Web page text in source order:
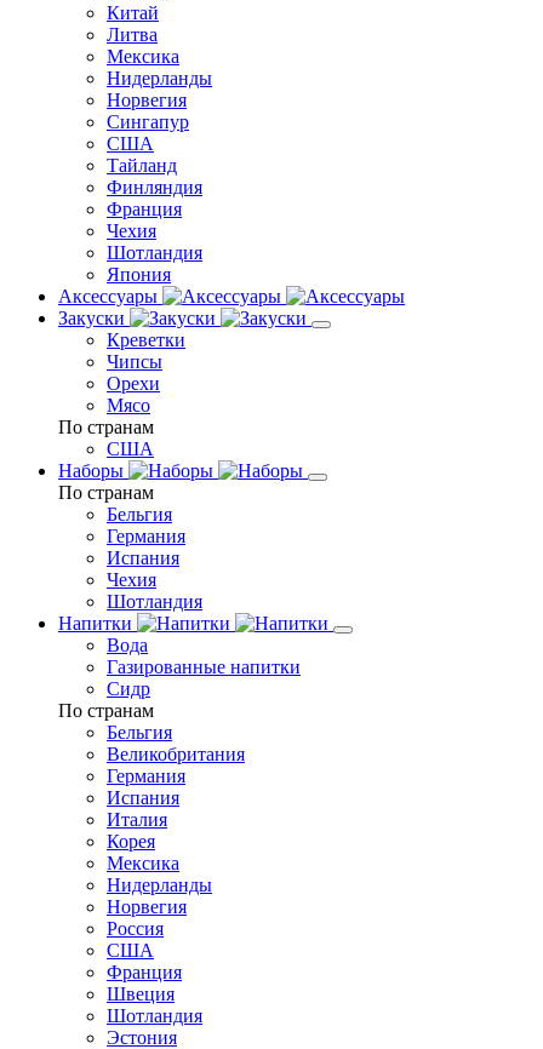
Китай
Литва
Мексика
Нидерланды
Норвегия
Сингапур
США
Тайланд
Финляндия
Франция
Чехия
Шотландия
Япония
Аксессуары
Закуски
Креветки
Чипсы
Орехи
Мясо
По странам
США
Наборы
По странам
Бельгия
Германия
Испания
Чехия
Шотландия
Напитки
Вода
Газированные напитки
Сидр
По странам
Бельгия
Великобритания
Германия
Испания
Италия
Корея
Мексика
Нидерланды
Норвегия
Россия
США
Франция
Швеция
Шотландия
Эстония